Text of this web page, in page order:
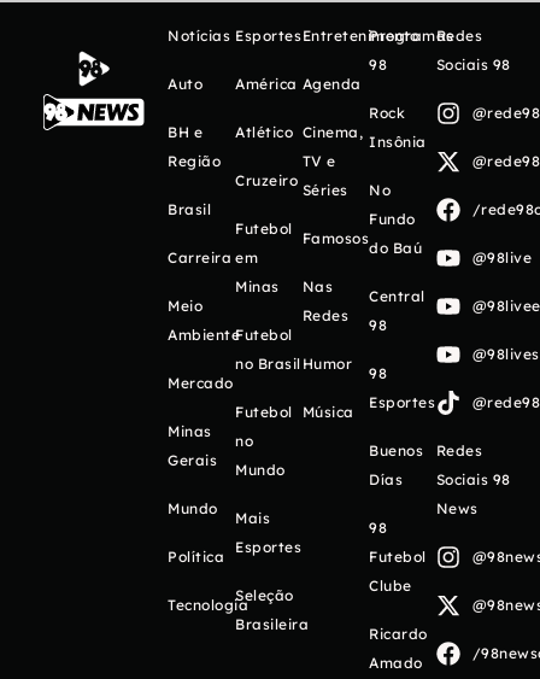
Notícias
Auto
BH e
Região
Brasil
Carreira
Meio
Ambiente
Mercado
Minas
Gerais
Mundo
Política
Tecnologia
Esportes
América
Atlético
Cruzeiro
Futebol
em
Minas
Futebol
no Brasil
Futebol
no
Mundo
Mais
Esportes
Seleção
Brasileira
Entretenimento
Agenda
Cinema,
TV e
Séries
Famosos
Nas
Redes
Humor
Música
Programas
98
Rock
Insônia
No
Fundo
do Baú
Central
98
98
Esportes
Buenos
Días
98
Futebol
Clube
Ricardo
Amado
Redes
Sociais 98
/
@98live
Redes
Sociais 98
News
/